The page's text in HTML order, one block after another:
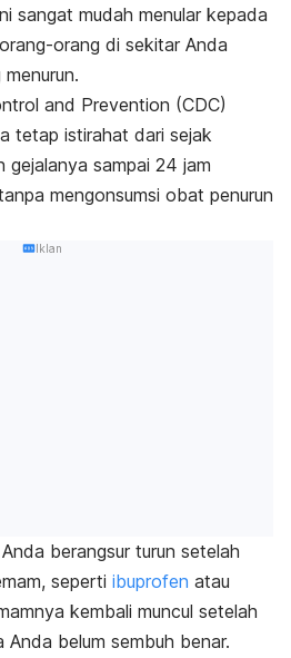
sangat mudah menular kepada
orang di sekitar Anda
and Prevention (CDC)
tetap istirahat dari sejak
gejalanya sampai 24 jam
mengonsumsi obat penurun
Iklan
berangsur turun setelah
seperti ibuprofen atau
kembali muncul setelah
belum sembuh benar.